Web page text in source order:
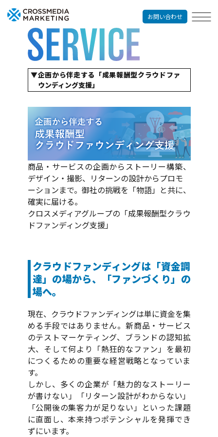
お問い合わせ
企画から伴走する「成果報酬型クラウドファ
ウンディング支援」
コンテンツマーケティングサービス
リクルーティングサービス
出版プロモーション
オウンドメディア制作
パンフレット制作
経営哲学の言語化
商品・サービスの企画からストーリー構築、
デザイン・撮影、リターンの設計からプロモ
ーションまで。御社の挑戦を「物語」と共に、
確実に届ける。
クロスメディアグループの「成果報酬型クラウ
ドファンディング支援」
クラウドファンディングは「資金調
達」の場から、「ファンづくり」の
場へ。
現在、クラウドファンディングは単に資金を集
める手段ではありません。新商品・サービス
のテストマーケティング、ブランドの認知拡
大、そして何より「熱狂的なファン」を最初
につくるための重要な経営戦略となっていま
す。
しかし、多くの企業が「魅力的なストーリー
が書けない」「リターン設計がわからない」
「公開後の集客力が足りない」といった課題
に直面し、本来持つポテンシャルを発揮でき
ずにいます。